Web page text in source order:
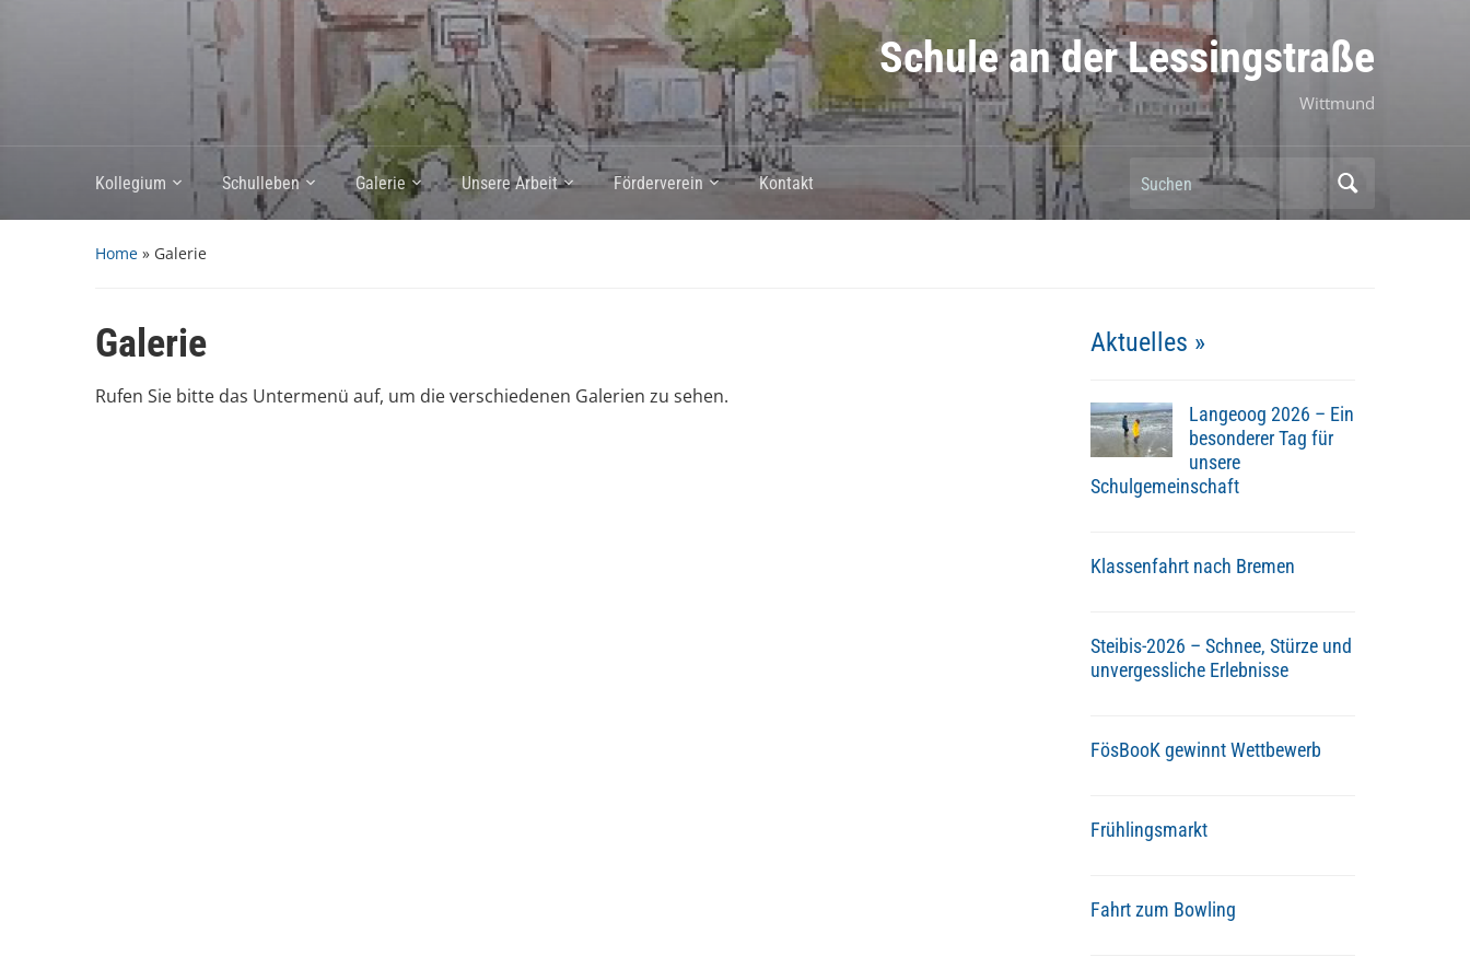
Schule an der Lessingstraße
Wittmund
Kollegium Schulleben Galerie Unsere Arbeit Förderverein Kontakt Suchen
Home » Galerie
Galerie
Rufen Sie bitte das Untermenü auf, um die verschiedenen Galerien zu sehen.
Aktuelles »
Langeoog 2026 – Ein
besonderer Tag für
unsere
Schulgemeinschaft
Klassenfahrt nach Bremen
Steibis-2026 – Schnee, Stürze und
unvergessliche Erlebnisse
FösBooK gewinnt Wettbewerb
Frühlingsmarkt
Fahrt zum Bowling